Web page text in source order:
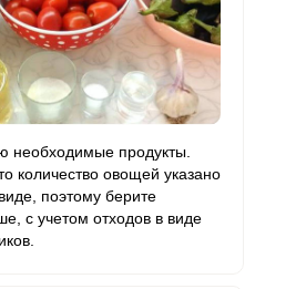
400 мкг 2.8 29.7
3 мкг 0 0
90 мкг 96.7 1020.7
10 мкг 0 0
необходимые продукты.
количество овощей указано
поэтому берите
с учетом отходов в виде